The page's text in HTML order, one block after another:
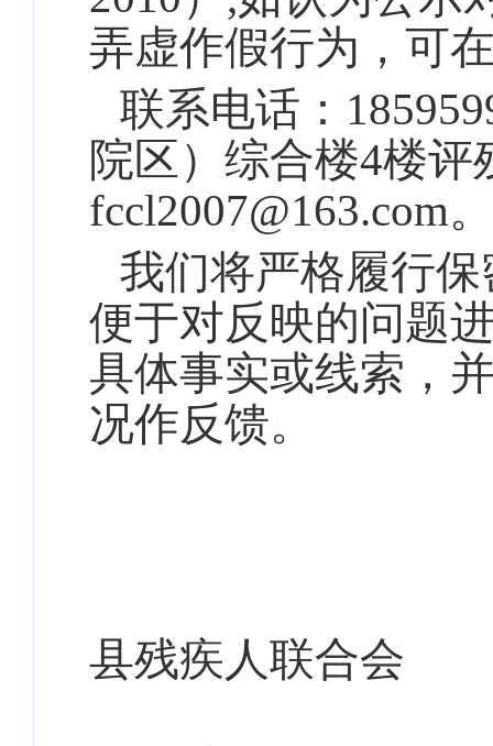
弄虚作假行为，可
联系电话：
院区）综合楼4楼评
fccl2007@163.com。
我们将严格履行
便于对反映的问题
具体事实或线索，
况作反馈。
县残疾人联合会